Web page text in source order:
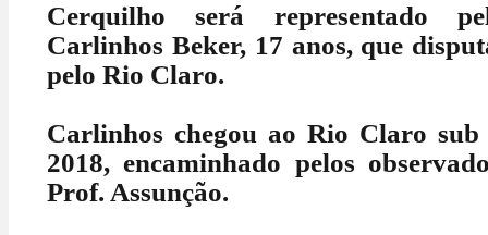
Cerquilho será representado
Carlinhos Beker, 17 anos, que
pelo Rio Claro.
Carlinhos chegou ao Rio Claro sub
2018, encaminhado pelos
Prof. Assunção.